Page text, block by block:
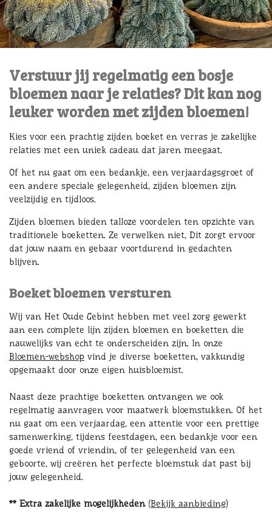
Verstuur jij regelmatig een bosje
bloemen naar je relaties? Dit kan nog
leuker worden met zijden bloemen!
Kies voor een prachtig zijden boeket en verras je zakelijke
relaties met een uniek cadeau dat jaren meegaat.
Of het nu gaat om een bedankje, een verjaardagsgroet of
een andere speciale gelegenheid, zijden bloemen zijn
veelzijdig en tijdloos.
Zijden bloemen bieden talloze voordelen ten opzichte van
traditionele boeketten. Ze verwelken niet, Dit zorgt ervoor
dat jouw naam en gebaar voortdurend in gedachten
blijven.
Boeket bloemen versturen
Wij van Het Oude Gebint hebben met veel zorg gewerkt
aan een complete lijn zijden bloemen en boeketten die
nauwelijks van echt te onderscheiden zijn. In onze
Bloemen-webshop vind je diverse boeketten, vakkundig
opgemaakt door onze eigen huisbloemist.
Naast deze prachtige boeketten ontvangen we ook
regelmatig aanvragen voor maatwerk bloemstukken. Of het
nu gaat om een verjaardag, een attentie voor een prettige
samenwerking, tijdens feestdagen, een bedankje voor een
goede vriend of vriendin, of ter gelegenheid van een
geboorte, wij creëren het perfecte bloemstuk dat past bij
jouw gelegenheid.
** Extra zakelijke mogelijkheden (Bekijk aanbieding)